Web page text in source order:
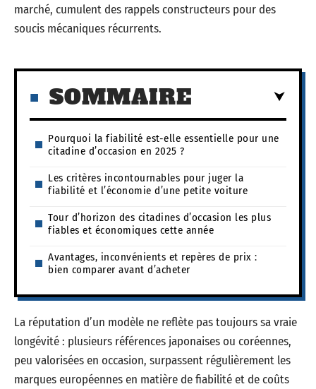
marché, cumulent des rappels constructeurs pour des
soucis mécaniques récurrents.
SOMMAIRE
Pourquoi la fiabilité est-elle essentielle pour une
citadine d’occasion en 2025 ?
Les critères incontournables pour juger la
fiabilité et l’économie d’une petite voiture
Tour d’horizon des citadines d’occasion les plus
fiables et économiques cette année
Avantages, inconvénients et repères de prix :
bien comparer avant d’acheter
La réputation d’un modèle ne reflète pas toujours sa vraie
longévité : plusieurs références japonaises ou coréennes,
peu valorisées en occasion, surpassent régulièrement les
marques européennes en matière de fiabilité et de coûts